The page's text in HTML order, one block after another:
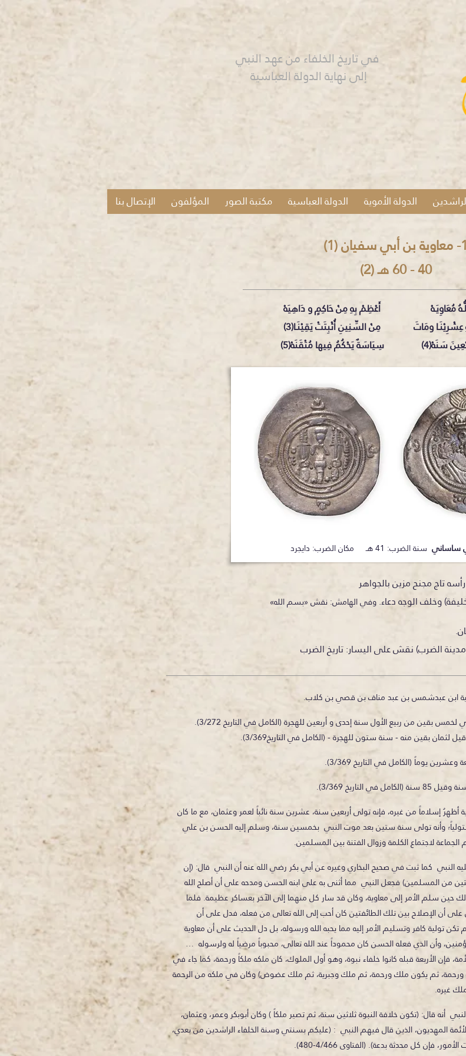
إلى نهاية الدولة العباسية
الإتصال بنا المؤلفون مكتبة الصور الدولة العباسية الدولة الأموية
1- معاوية بن أبي سفيان (1)
40 - 60 هـ (2)
أَعْظِمْ بِهِ مِنْ حَاكِمٍ و دَاهِيَهْ
مِنْ السِّنِينِ أُثْبِتَتْ يَقِيْنَـا(3)
سِيَاسَةٌ يَحْكُمُ فِيها مُتْقَنَهْ(5)
مُعَاوِيَـهْ
ومَاتَ
سَنَهْ(4)​
ساساني سنة الضرب: 41 هـ مكان الضرب: دايجرد
تاج مجنح مزين بالجواهر
وخلف الوجه دعاء.وفي الهامش: نقش «بسم الله»
الضرب)نقش على اليسار: تاريخ الضرب
ابن عبدشمس بن عبد مناف بن قصي بن كلاب.
من ربيع الأول سنة إحدى و أربعين للهجرة (الكامل في التاريخ 3/272).
بقين منه - سنة ستون للهجرة - (الكامل في التاريخ3/369).
يوماً (الكامل في التاريخ 3/369).
أظهرُ إسلاماً من غيره، فإنه تولى أربعين سنة، عشرين سنة نائباً لعمر وعثمان، مع ما كان
وأنه تولى سنة ستين بعد موت النبي بخمسين سنة، وسلم إليه الحسن بن علي
لاجتماع الكلمة وزوال الفتنة بين المسلمين.
النبي كما ثبت في صحيح البخاري وغيره عن أبي بكر رضي الله عنه أن النبي قال: (إن
من المسلمين) فجعل النبي مما أثنى به على ابنه الحسن ومدحه على أن أصلح الله
حين سلم الأمر إلى معاوية، وكان قد سار كل منهما إلى الآخر بعساكر عظيمة. فلما
أن الإصلاح بين تلك الطائفتين كان أحب إلى الله تعالى من فعله، فدل على أن
تكن تولية كافر وتسليم الأمر إليه مما يحبه الله ورسوله، بل دل الحديث على أن معاوية
وأن الذي فعله الحسن كان محموداً عند الله تعالى، محبوباً مرضياً له ولرسوله …
فإن الأربعة قبله كانوا خلفاء نبوة، وهو أول الملوك، كان ملكه ملكاً ورحمة، كما جاء في
ورحمة، ثم يكون ملك ورحمة، ثم ملك وجبرية، ثم ملك عضوض) وكان في ملكه من الرحمة
غيره.
أنه قال: (تكون خلافة النبوة ثلاثين سنة، ثم تصير ملكاً ) وكان أبوبكر وعمر، وعثمان،
المهديون، الذين قال فيهم النبي : (عليكم بسنتي وسنة الخلفاء الراشدين من بعدي،
فإن كل محدثة بدعة). (الفتاوى 4/466-480).